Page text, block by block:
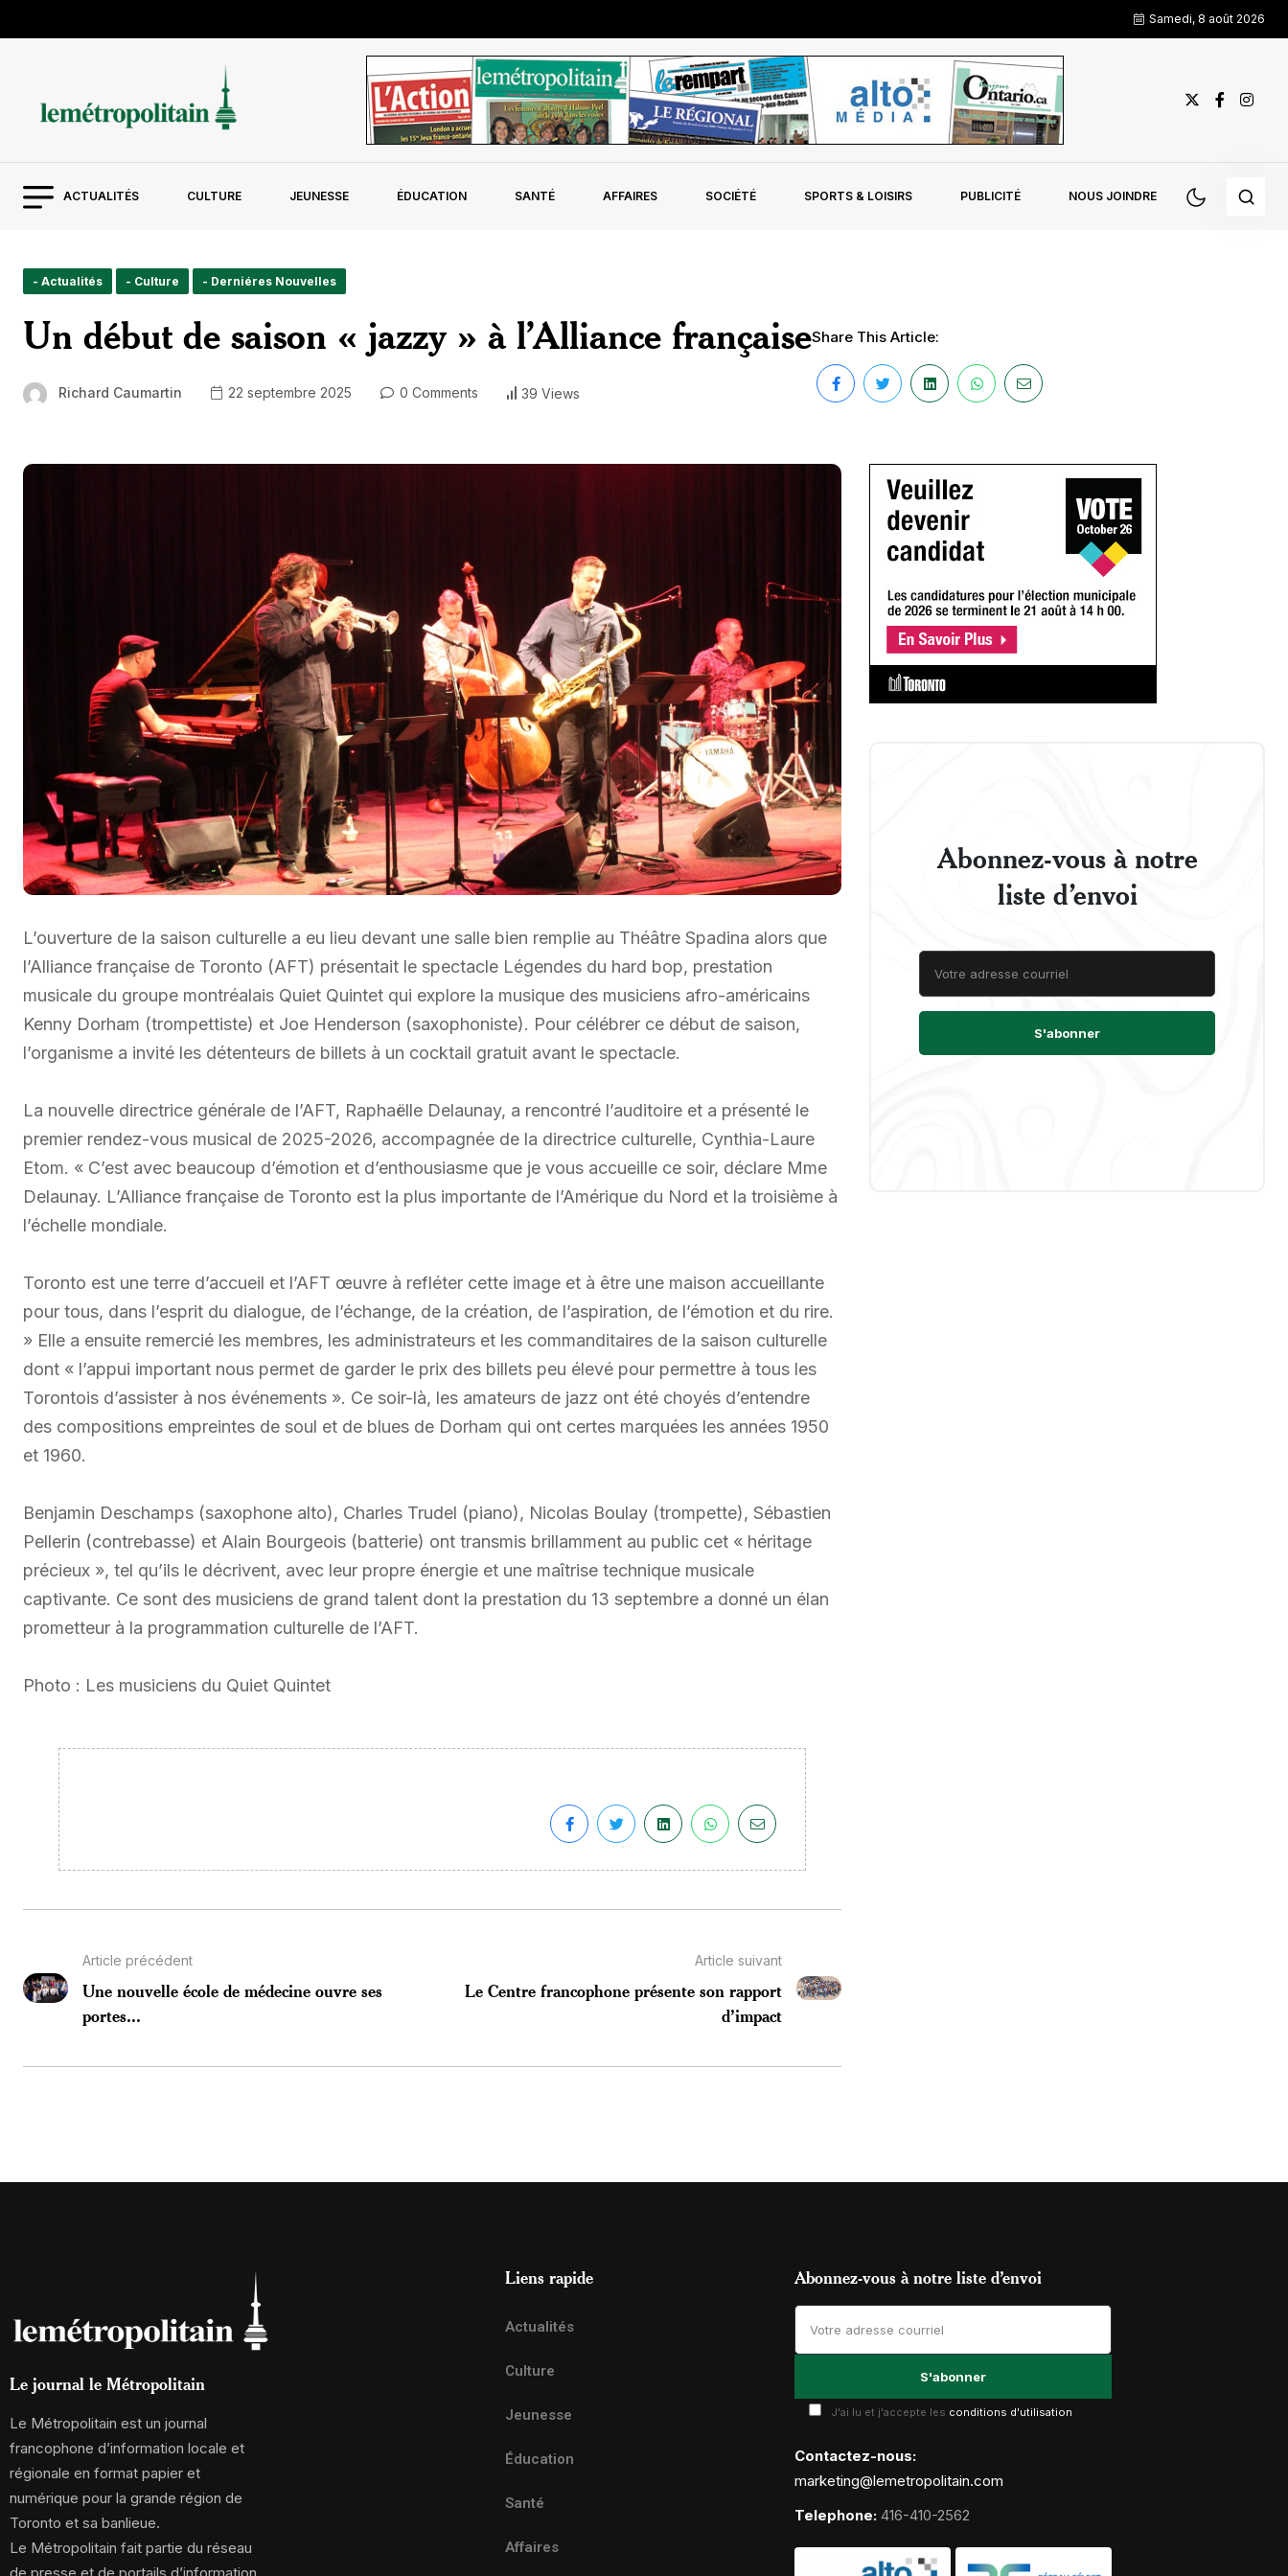
Samedi, 8 août 2026
ACTUALITÉS CULTURE JEUNESSE ÉDUCATION SANTÉ AFFAIRES SOCIÉTÉ SPORTS & LOISIRS PUBLICITÉ NOUS JOINDRE
- Actualités - Culture - Derniéres Nouvelles
Un début de saison « jazzy » à l’Alliance française
Richard Caumartin 22 septembre 2025 0 Comments 39 Views
Share This Article:
L’ouverture de la saison culturelle a eu lieu devant une salle bien remplie au Théâtre Spadina alors que
l’Alliance française de Toronto (AFT) présentait le spectacle Légendes du hard bop, prestation
musicale du groupe montréalais Quiet Quintet qui explore la musique des musiciens afro-américains
Kenny Dorham (trompettiste) et Joe Henderson (saxophoniste). Pour célébrer ce début de saison,
l’organisme a invité les détenteurs de billets à un cocktail gratuit avant le spectacle.
La nouvelle directrice générale de l’AFT, Raphaëlle Delaunay, a rencontré l’auditoire et a présenté le
premier rendez-vous musical de 2025-2026, accompagnée de la directrice culturelle, Cynthia-Laure
Etom. « C’est avec beaucoup d’émotion et d’enthousiasme que je vous accueille ce soir, déclare Mme
Delaunay. L’Alliance française de Toronto est la plus importante de l’Amérique du Nord et la troisième à
l’échelle mondiale.
Toronto est une terre d’accueil et l’AFT œuvre à refléter cette image et à être une maison accueillante
pour tous, dans l’esprit du dialogue, de l’échange, de la création, de l’aspiration, de l’émotion et du rire.
» Elle a ensuite remercié les membres, les administrateurs et les commanditaires de la saison culturelle
dont « l’appui important nous permet de garder le prix des billets peu élevé pour permettre à tous les
Torontois d’assister à nos événements ». Ce soir-là, les amateurs de jazz ont été choyés d’entendre
des compositions empreintes de soul et de blues de Dorham qui ont certes marquées les années 1950
et 1960.
Benjamin Deschamps (saxophone alto), Charles Trudel (piano), Nicolas Boulay (trompette), Sébastien
Pellerin (contrebasse) et Alain Bourgeois (batterie) ont transmis brillamment au public cet « héritage
précieux », tel qu’ils le décrivent, avec leur propre énergie et une maîtrise technique musicale
captivante. Ce sont des musiciens de grand talent dont la prestation du 13 septembre a donné un élan
prometteur à la programmation culturelle de l’AFT.
Photo : Les musiciens du Quiet Quintet
Article précédent
Une nouvelle école de médecine ouvre ses
portes...
Article suivant
Le Centre francophone présente son rapport
d’impact
Abonnez-vous à notre
liste d’envoi
Le journal le Métropolitain
Le Métropolitain est un journal
francophone d’information locale et
régionale en format papier et
numérique pour la grande région de
Toronto et sa banlieue.
Le Métropolitain fait partie du réseau
Liens rapide
Actualités
Culture
Jeunesse
Éducation
Santé
Affaires
Abonnez-vous à notre liste d’envoi
J'ai lu et j'accepte les conditions d'utilisation
Contactez-nous:
marketing@lemetropolitain.com
Telephone: 416-410-2562